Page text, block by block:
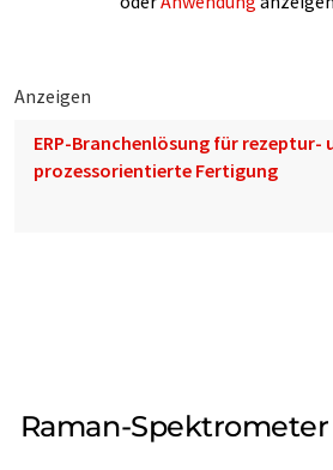
Anzeigen
ERP-Branchenlösung für rezeptur-
prozessorientierte Fertigung
Raman-